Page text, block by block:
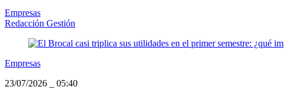
Empresas
Redacción Gestión
Empresas
23/07/2026
05:40